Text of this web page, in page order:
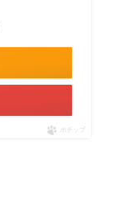
ポチップ